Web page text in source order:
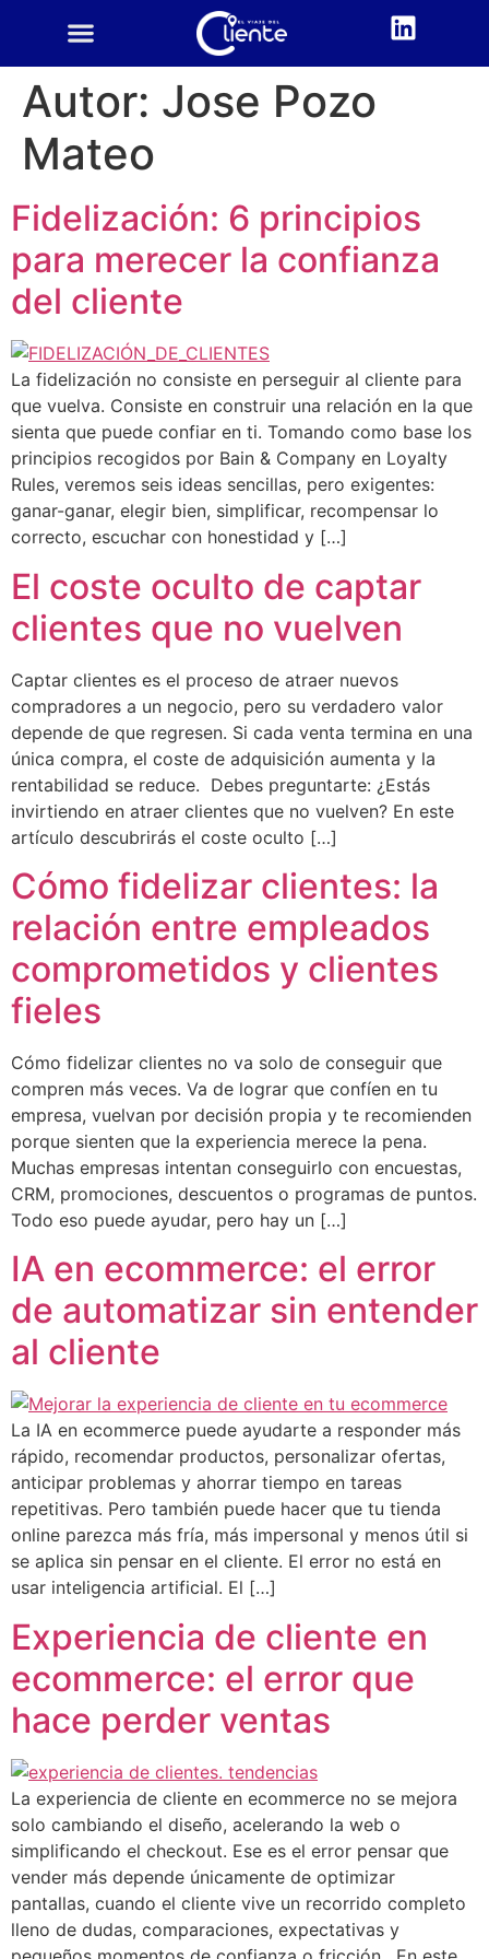
Autor: Jose Pozo
Mateo
Fidelización: 6 principios
para merecer la confianza
del cliente
La fidelización no consiste en perseguir al cliente para
que vuelva. Consiste en construir una relación en la que
sienta que puede confiar en ti. Tomando como base los
principios recogidos por Bain & Company en Loyalty
Rules, veremos seis ideas sencillas, pero exigentes:
ganar-ganar, elegir bien, simplificar, recompensar lo
correcto, escuchar con honestidad y […]
El coste oculto de captar
clientes que no vuelven
Captar clientes es el proceso de atraer nuevos
compradores a un negocio, pero su verdadero valor
depende de que regresen. Si cada venta termina en una
única compra, el coste de adquisición aumenta y la
rentabilidad se reduce. Debes preguntarte: ¿Estás
invirtiendo en atraer clientes que no vuelven? En este
artículo descubrirás el coste oculto […]
Cómo fidelizar clientes: la
relación entre empleados
comprometidos y clientes
fieles
Cómo fidelizar clientes no va solo de conseguir que
compren más veces. Va de lograr que confíen en tu
empresa, vuelvan por decisión propia y te recomienden
porque sienten que la experiencia merece la pena.
Muchas empresas intentan conseguirlo con encuestas,
CRM, promociones, descuentos o programas de puntos.
Todo eso puede ayudar, pero hay un […]
IA en ecommerce: el error
de automatizar sin entender
al cliente
La IA en ecommerce puede ayudarte a responder más
rápido, recomendar productos, personalizar ofertas,
anticipar problemas y ahorrar tiempo en tareas
repetitivas. Pero también puede hacer que tu tienda
online parezca más fría, más impersonal y menos útil si
se aplica sin pensar en el cliente. El error no está en
usar inteligencia artificial. El […]
Experiencia de cliente en
ecommerce: el error que
hace perder ventas
La experiencia de cliente en ecommerce no se mejora
solo cambiando el diseño, acelerando la web o
simplificando el checkout. Ese es el error pensar que
vender más depende únicamente de optimizar
pantallas, cuando el cliente vive un recorrido completo
lleno de dudas, comparaciones, expectativas y